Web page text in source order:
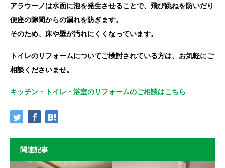
アラウーノは水面に泡を発生させることで、飛び跳ねを防いだり
便座の隙間からの漏れを防ぎます。
そのため、床や壁が汚れにくくなっています。
トイレのリフォームについてご検討されている方は、お気軽にご
相談くださいませ。
キッチン・トイレ・浴室のリフォームのご相談はこちら
関連記事